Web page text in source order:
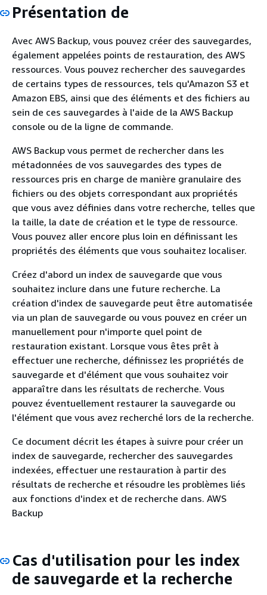
Présentation de
Avec AWS Backup, vous pouvez créer des sauvegardes,
également appelées points de restauration, des AWS
ressources. Vous pouvez rechercher des sauvegardes
de certains types de ressources, tels qu'Amazon S3 et
Amazon EBS, ainsi que des éléments et des fichiers au
sein de ces sauvegardes à l'aide de la AWS Backup
console ou de la ligne de commande.
AWS Backup vous permet de rechercher dans les
métadonnées de vos sauvegardes des types de
ressources pris en charge de manière granulaire des
fichiers ou des objets correspondant aux propriétés
que vous avez définies dans votre recherche, telles que
la taille, la date de création et le type de ressource.
Vous pouvez aller encore plus loin en définissant les
propriétés des éléments que vous souhaitez localiser.
Créez d'abord un index de sauvegarde que vous
souhaitez inclure dans une future recherche. La
création d'index de sauvegarde peut être automatisée
via un plan de sauvegarde ou vous pouvez en créer un
manuellement pour n'importe quel point de
restauration existant. Lorsque vous êtes prêt à
effectuer une recherche, définissez les propriétés de
sauvegarde et d'élément que vous souhaitez voir
apparaître dans les résultats de recherche. Vous
pouvez éventuellement restaurer la sauvegarde ou
l'élément que vous avez recherché lors de la recherche.
Ce document décrit les étapes à suivre pour créer un
index de sauvegarde, rechercher des sauvegardes
indexées, effectuer une restauration à partir des
résultats de recherche et résoudre les problèmes liés
aux fonctions d'index et de recherche dans. AWS
Backup
Cas d'utilisation pour les index
de sauvegarde et la recherche